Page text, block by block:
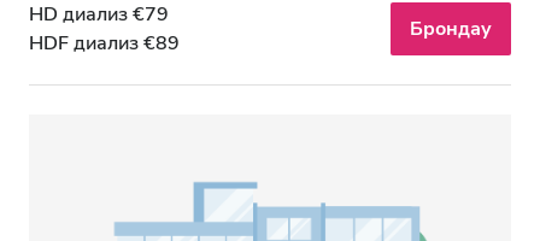
HD диализ €79
HDF диализ €89
Брондау